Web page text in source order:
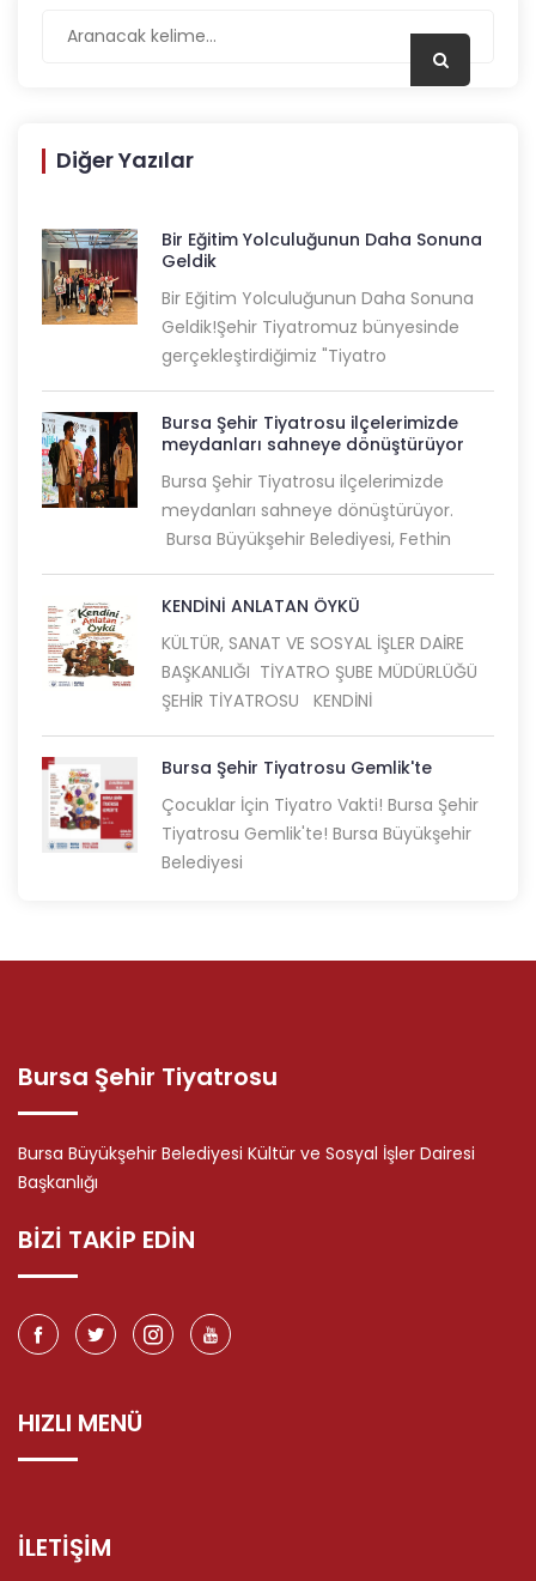
Diğer Yazılar
Bir Eğitim Yolculuğunun Daha Sonuna
Geldik
Bir Eğitim Yolculuğunun Daha Sonuna
Geldik!Şehir Tiyatromuz bünyesinde
gerçekleştirdiğimiz "Tiyatro
Bursa Şehir Tiyatrosu ilçelerimizde
meydanları sahneye dönüştürüyor
Bursa Şehir Tiyatrosu ilçelerimizde
meydanları sahneye dönüştürüyor.
Bursa Büyükşehir Belediyesi, Fethin
KENDİNİ ANLATAN ÖYKÜ
KÜLTÜR, SANAT VE SOSYAL İŞLER DAİRE
BAŞKANLIĞI TİYATRO ŞUBE MÜDÜRLÜĞÜ
ŞEHİR TİYATROSU KENDİNİ
Bursa Şehir Tiyatrosu Gemlik'te
Çocuklar İçin Tiyatro Vakti! Bursa Şehir
Tiyatrosu Gemlik'te! Bursa Büyükşehir
Belediyesi
Bursa Şehir Tiyatrosu
Bursa Büyükşehir Belediyesi Kültür ve Sosyal İşler Dairesi
Başkanlığı
BİZİ TAKİP EDİN
HIZLI MENÜ
İLETİŞİM